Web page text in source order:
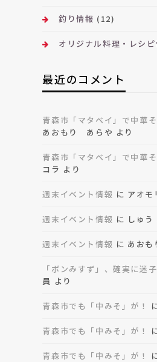
釣り情報 (12)
オリジナル料理・レシピ
最近のコメント
青森市「マタベイ」で中華
あおもり あらや より
青森市「マタベイ」で中華
コラ より
週末イベント情報 に アオモ
週末イベント情報 に しゅう
週末イベント情報 に あお
「ボンみすず」、確実に迷
員 より
青森市でも「中みそ」が！
青森市でも「中みそ」が！
青森市でも「中みそ」が！